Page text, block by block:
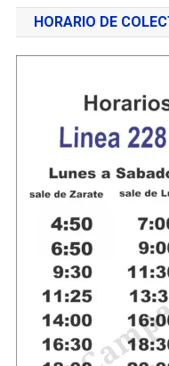
HORARIO DE